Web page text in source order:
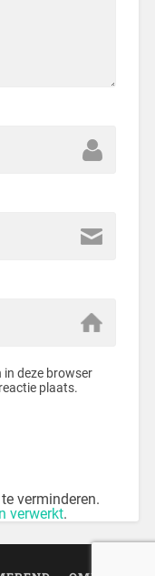
in deze browser
plaats.
verminderen.
verwerkt.